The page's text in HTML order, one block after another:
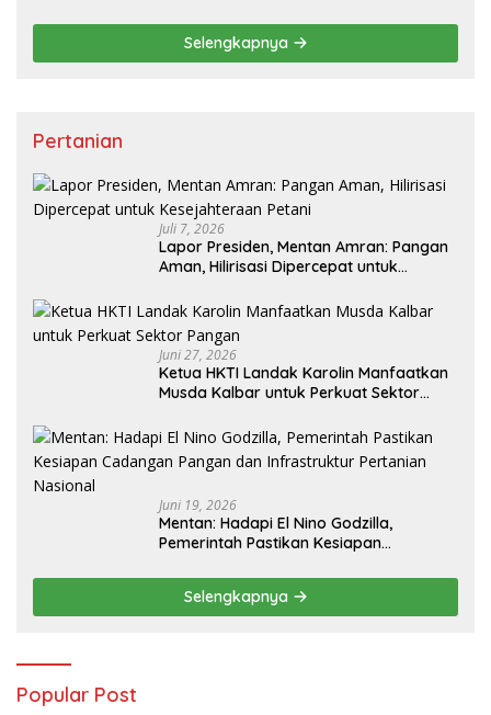
Selengkapnya
Pertanian
Juli 7, 2026
Lapor Presiden, Mentan Amran: Pangan
Aman, Hilirisasi Dipercepat untuk
Juni 27, 2026
Ketua HKTI Landak Karolin Manfaatkan
Musda Kalbar untuk Perkuat Sektor
Juni 19, 2026
Mentan: Hadapi El Nino Godzilla,
Pemerintah Pastikan Kesiapan
Pertanian Nasional
Selengkapnya
Popular Post